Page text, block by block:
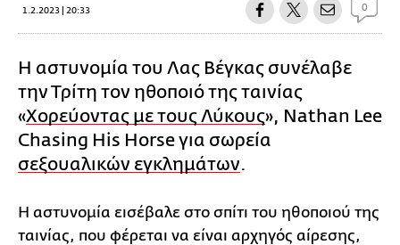
1.2.2023 | 20:33 0
Η αστυνομία του Λας Βέγκας συνέλαβε
την Τρίτη τον ηθοποιό της ταινίας
«Χορεύοντας με τους Λύκους», Nathan Lee
Chasing His Horse για σωρεία
σεξουαλικών εγκλημάτων.
Η αστυνομία εισέβαλε στο σπίτι του ηθοποιού της
ταινίας, που φέρεται να είναι αρχηγός αίρεσης,